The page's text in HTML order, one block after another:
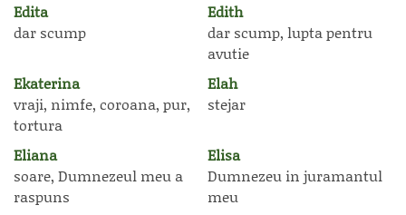
Edita
dar scump
Edith
dar scump, lupta pentru
avutie
Ekaterina
vraji, nimfe, coroana, pur,
tortura
Elah
stejar
Eliana
soare, Dumnezeul meu a
raspuns
Elisa
Dumnezeu in juramantul
meu